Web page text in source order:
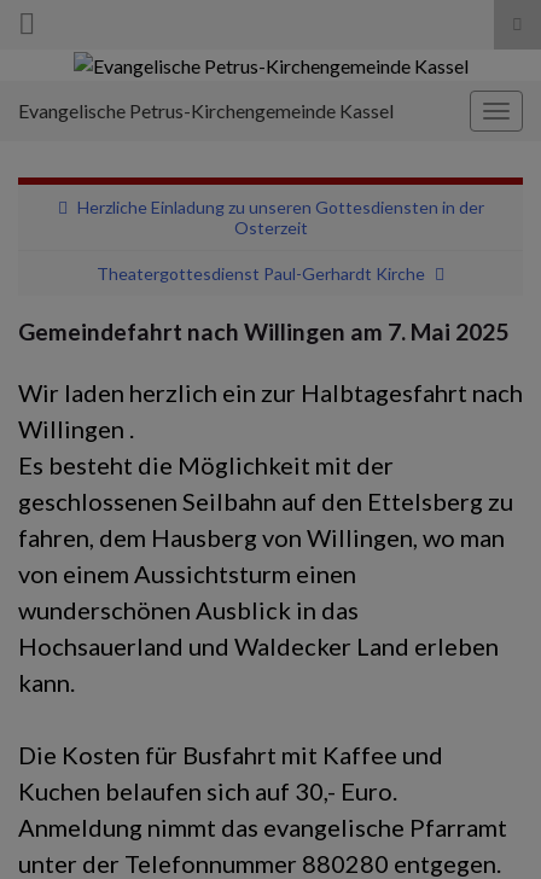
Search for:
Evangelische Petrus-Kirchengemeinde Kassel
Herzliche Einladung zu unseren Gottesdiensten in der
Osterzeit
Theatergottesdienst Paul-Gerhardt Kirche
Gemeindefahrt nach Willingen am 7. Mai 2025
Wir laden herzlich ein zur Halbtagesfahrt nach
Willingen .
Es besteht die Möglichkeit mit der
geschlossenen Seilbahn auf den Ettelsberg zu
fahren, dem Hausberg von Willingen, wo man
von einem Aussichtsturm einen
wunderschönen Ausblick in das
Hochsauerland und Waldecker Land erleben
kann.
Die Kosten für Busfahrt mit Kaffee und
Kuchen belaufen sich auf 30,- Euro.
Anmeldung nimmt das evangelische Pfarramt
unter der Telefonnummer 880280 entgegen.